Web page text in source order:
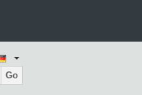
Go